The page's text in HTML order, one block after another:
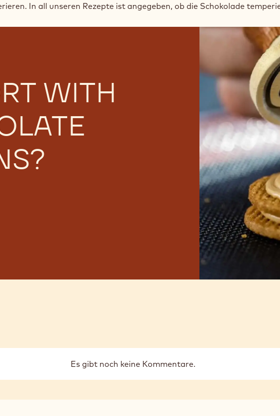
In all unseren Rezepte ist angegeben, ob die Schokolade
WITH
Es gibt noch keine Kommentare.